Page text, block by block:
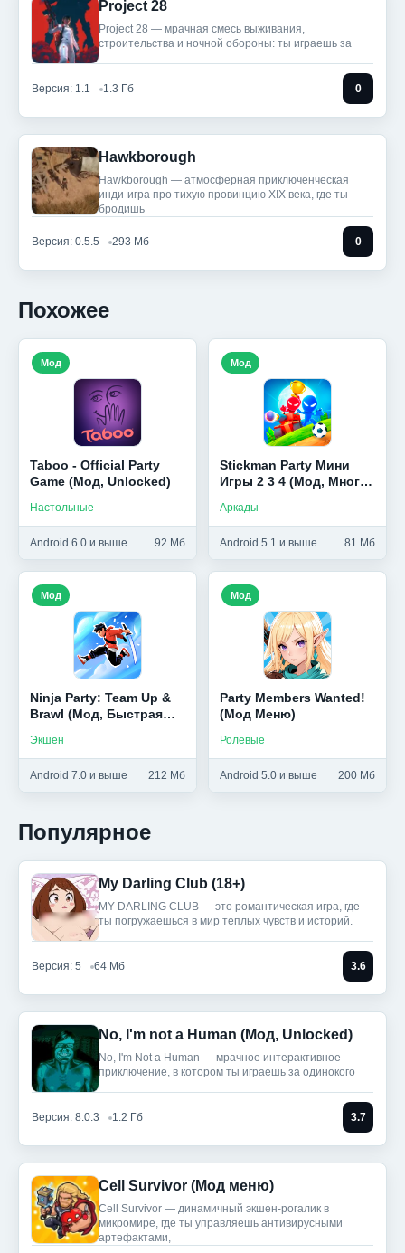
Project 28
Project 28 — мрачная смесь выживания,
строительства и ночной обороны: ты играешь за
Версия: 1.1 1.3 Гб 0
Hawkborough
Hawkborough — атмосферная приключенческая
инди-игра про тихую провинцию XIX века, где ты
бродишь
Версия: 0.5.5 293 Мб 0
Похожее
Taboo - Official Party
Game (Мод, Unlocked)
Настольные
Android 6.0 и выше 92 Мб
Мод
Stickman Party Мини
Игры 2 3 4 (Мод, Много
Аркады
Android 5.1 и выше 81 Мб
Мод
Ninja Party: Team Up &
Brawl (Мод, Быстрая
Экшен
Android 7.0 и выше 212 Мб
Мод
Party Members Wanted!
(Мод Меню)
Ролевые
Android 5.0 и выше 200 Мб
Мод
Популярное
My Darling Club (18+)
MY DARLING CLUB — это романтическая игра, где
ты погружаешься в мир теплых чувств и историй.
Версия: 5 64 Мб 3.6
No, I'm not a Human (Мод, Unlocked)
No, I'm Not a Human — мрачное интерактивное
приключение, в котором ты играешь за одинокого
Версия: 8.0.3 1.2 Гб 3.7
Cell Survivor (Мод меню)
Cell Survivor — динамичный экшен-рогалик в
микромире, где ты управляешь антивирусными
артефактами,